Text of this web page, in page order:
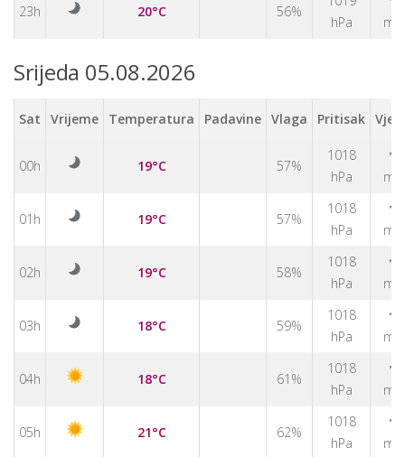
23h 20°C 56%
hPa
m/s
Srijeda 05.08.2026
Sat Vrijeme Temperatura Padavine Vlaga Pritisak
00h 19°C 57%
1018
hPa
↑
m/s
01h 19°C 57%
1018
hPa
↑
m/s
02h 19°C 58%
1018
hPa
↑
m/s
03h 18°C 59%
1018
hPa
↑
m/s
04h 18°C 61%
1018
hPa
↑
m/s
05h 21°C 62%
1018
hPa
↑
m/s